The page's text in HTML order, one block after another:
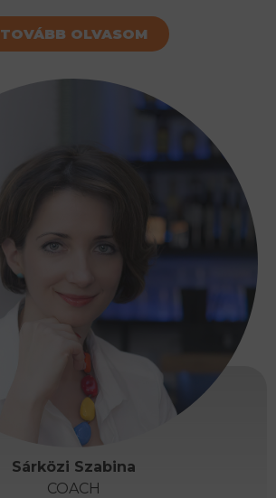
TOVÁBB OLVASOM
Sárközi Szabina
COACH